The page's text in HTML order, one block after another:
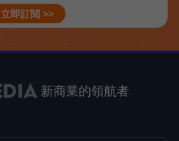
立即訂閱 >>
新商業的領航者